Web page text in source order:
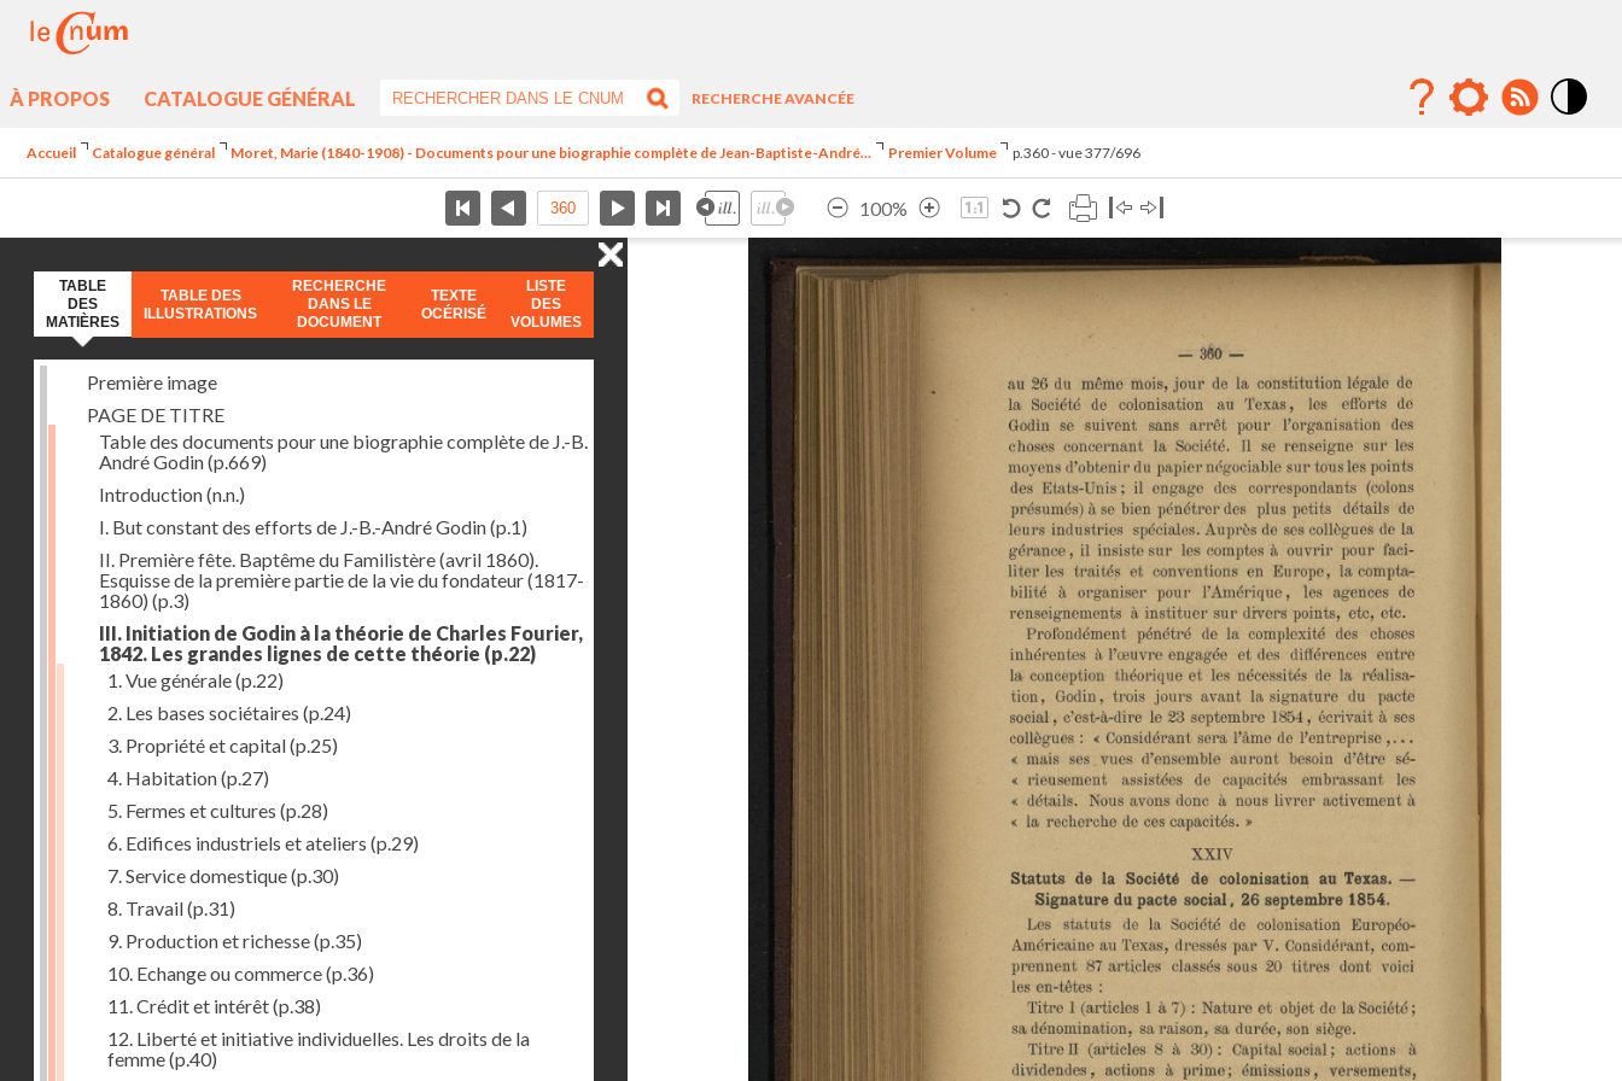
À PROPOS CATALOGUE GÉNÉRAL
RECHERCHE AVANCÉE
Accueil Catalogue général Moret, Marie (1840-1908) - Documents pour une biographie complète de Jean-Baptiste-André... Premier Volume p.360 - vue 377/696
100%
TABLE
DES
MATIÈRES
TABLE DES
ILLUSTRATIONS
RECHERCHE
DANS LE
DOCUMENT
TEXTE
OCÉRISÉ
LISTE
DES
VOLUMES
Première image
PAGE DE TITRE
Table des documents pour une biographie complète de J.-B.
André Godin(p.669)
Introduction(n.n.)
I. But constant des efforts de J.-B.-André Godin(p.1)
II. Première fête. Baptême du Familistère (avril 1860).
Esquisse de la première partie de la vie du fondateur (1817-
1860) (p.3)
III. Initiation de Godin à la théorie de Charles Fourier,
1842. Les grandes lignes de cette théorie (p.22)
1. Vue générale(p.22)
2. Les bases sociétaires (p.24)
3. Propriété et capital(p.25)
4. Habitation(p.27)
5. Fermes et cultures (p.28)
6. Edifices industriels et ateliers (p.29)
7. Service domestique(p.30)
8. Travail(p.31)
9. Production et richesse(p.35)
10. Echange ou commerce(p.36)
11. Crédit et intérêt(p.38)
12. Liberté et initiative individuelles. Les droits de la
femme(p.40)